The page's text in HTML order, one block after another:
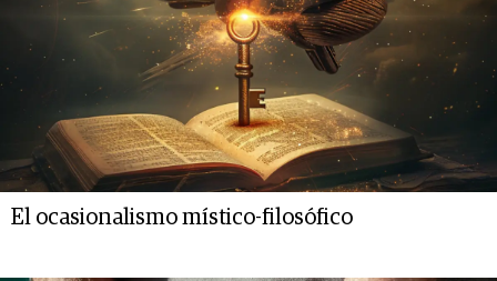
El ocasionalismo místico-filosófico